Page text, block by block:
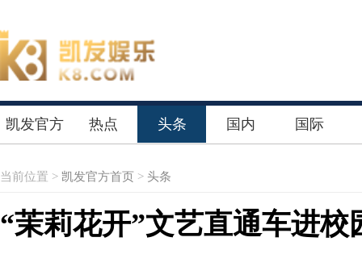
凯发官方 热点 头条 国内 国际
当前位置 > 凯发官方首页 > 头条
“茉莉花开”文艺直通车进